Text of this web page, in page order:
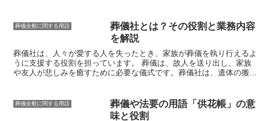
ぶ儀式でもありました。
枕直しの歴史は古く、古代中国にまで遡ると
言われています。古代中国では、死者を棺に納める際に、枕元に米や
塩を撒くという風習がありました。これは、死者の魂を鎮めるために
行われていたとされています。また、枕元に鏡を置くという風習もあ
り、これは死者の魂が迷わないようにするために行われていました。
枕直しは、日本独自の風習ではありません。世界各地に、同様の風習
る際に、枕元に花を供えるという風習があります。
葬儀全般に関する用語
葬儀社とは？その役割と業務内容
を解説
葬儀社は、人々が愛する人を失ったとき、家族が葬儀を執り行えるよ
うに支援する役割を担っています。
葬儀は、故人を送り出し、家族
や友人が悲しみを癒すために必要な儀式です。葬儀社は、遺体の搬
族の相談に応じ、葬儀の内容を決めたり、葬儀に必要な手続きの代行
をしたりします。
葬儀に必要な物品の手配や、葬儀会場のセ
葬儀全般に関する用語
葬儀や法要の用語「供花帳」の意
味と役割